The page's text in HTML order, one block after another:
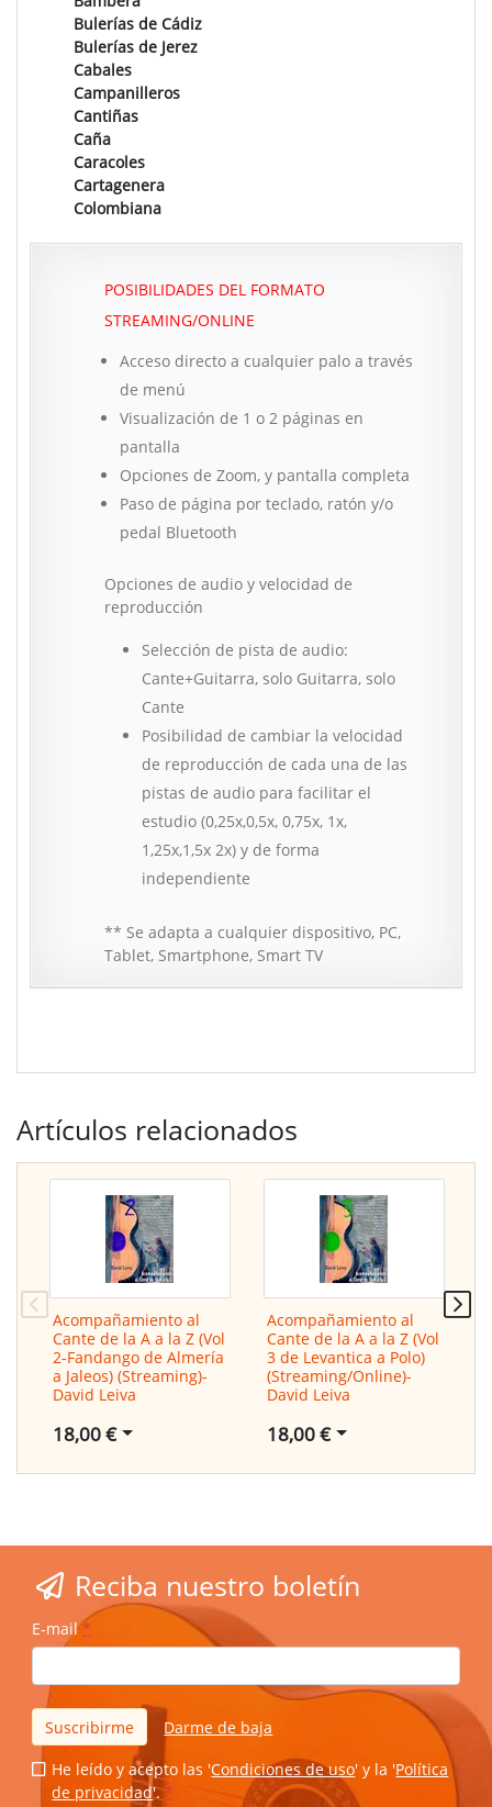
Bulerías de Cádiz
Bulerías de Jerez
Cabales
Campanilleros
Cantiñas
Caña
Caracoles
Cartagenera
Colombiana
POSIBILIDADES DEL FORMATO
STREAMING/ONLINE
Acceso directo a cualquier palo a través
de menú
Visualización de 1 o 2 páginas en
pantalla
Opciones de Zoom, y pantalla completa
Paso de página por teclado, ratón y/o
pedal Bluetooth
Opciones de audio y velocidad de
reproducción
Selección de pista de audio:
Cante+Guitarra, solo Guitarra, solo
Cante
Posibilidad de cambiar la velocidad
de reproducción de cada una de las
pistas de audio para facilitar el
estudio (0,25x,0,5x, 0,75x, 1x,
1,25x,1,5x 2x) y de forma
independiente
** Se adapta a cualquier dispositivo, PC,
Tablet, Smartphone, Smart TV
Artículos relacionados
Acompañamiento al
Cante de la A a la Z (Vol
2-Fandango de Almería
a Jaleos) (Streaming)-
David Leiva
18,00 €
Acompañamiento al
Cante de la A a la Z (Vol
3 de Levantica a Polo)
(Streaming/Online)-
David Leiva
18,00 €
Reciba nuestro boletín
E-mail *
Suscribirme Darme de baja
He leído y acepto las 'Condiciones de uso' y la 'Política
de privacidad'.*